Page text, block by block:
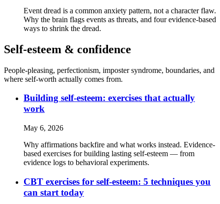
Event dread is a common anxiety pattern, not a character flaw.
Why the brain flags events as threats, and four evidence-based
ways to shrink the dread.
Self-esteem & confidence
People-pleasing, perfectionism, imposter syndrome, boundaries, and
where self-worth actually comes from.
Building self-esteem: exercises that actually
work
May 6, 2026
Why affirmations backfire and what works instead. Evidence-
based exercises for building lasting self-esteem — from
evidence logs to behavioral experiments.
CBT exercises for self-esteem: 5 techniques you
can start today